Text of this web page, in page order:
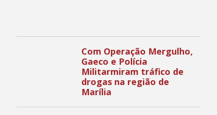
Com Operação Mergulho,
Gaeco e Polícia
Militarmiram tráfico de
drogas na região de
Marília